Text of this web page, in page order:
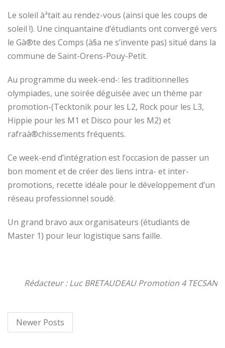
Le soleil àªtait au rendez-vous (ainsi que les coups de
soleil !). Une cinquantaine d’étudiants ont convergé vers
le Gà®te des Comps (à§a ne s’invente pas) situé dans la
commune de Saint-Orens-Pouy-Petit.
Au programme du week-end-: les traditionnelles
olympiades, une soirée déguisée avec un thème par
promotion-(Tecktonik pour les L2, Rock pour les L3,
Hippie pour les M1 et Disco pour les M2) et
rafraà®chissements fréquents.
Ce week-end d’intégration est l’occasion de passer un
bon moment et de créer des liens intra- et inter-
promotions, recette idéale pour le développement d’un
réseau professionnel soudé.
Un grand bravo aux organisateurs (étudiants de
Master 1) pour leur logistique sans faille.
Rédacteur : Luc BRETAUDEAU Promotion 4 TECSAN
Newer Posts